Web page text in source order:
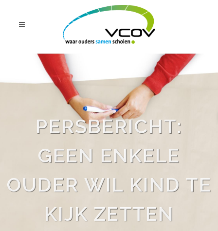
PERSBERICHT:
GEEN ENKELE
OUDER WIL KIND TE
KIJK ZETTEN